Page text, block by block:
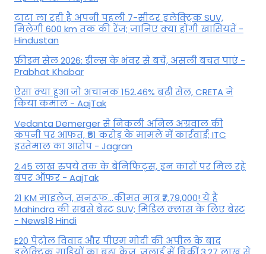
टाटा ला रही है अपनी पहली 7-सीटर इलेक्ट्रिक SUV,
मिलेगी 600 km तक की रेंज; जानिए क्या होंगी खासियतें -
Hindustan
फ्रीडम सेल 2026: डील्स के भंवर से बचें, असली बचत पाएं -
Prabhat Khabar
ऐसा क्या हुआ जो अचानक 152.46% बढ़ी सेल, CRETA ने
किया कमाल - AajTak
Vedanta Demerger से निकली अनिल अग्रवाल की
कंपनी पर आफत, ₹51 करोड़ के मामले में कार्रवाई; ITC
इस्तेमाल का आरोप - Jagran
2.45 लाख रुपये तक के बेनिफिट्स, इन कारों पर मिल रहे
बंपर ऑफर - AajTak
21 KM माइलेज, सनरूफ...कीमत मात्र ₹7,79,000! ये हैं
Mahindra की सबसे बेस्ट SUV; मिडिल क्लास के लिए बेस्ट
- News18 Hindi
E20 पेट्रोल विवाद और पीएम मोदी की अपील के बाद